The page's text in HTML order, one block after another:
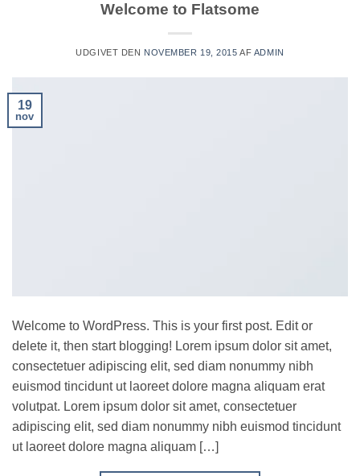
Welcome to Flatsome
UDGIVET DEN NOVEMBER 19, 2015 AF ADMIN
19
nov
Welcome to WordPress. This is your first post. Edit or
delete it, then start blogging! Lorem ipsum dolor sit amet,
consectetuer adipiscing elit, sed diam nonummy nibh
euismod tincidunt ut laoreet dolore magna aliquam erat
volutpat. Lorem ipsum dolor sit amet, consectetuer
adipiscing elit, sed diam nonummy nibh euismod tincidunt
ut laoreet dolore magna aliquam […]